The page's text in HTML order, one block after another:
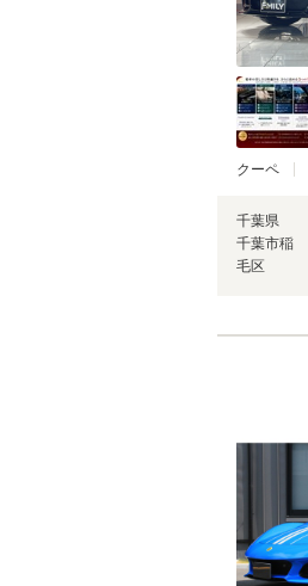
クーペ
千葉県
千葉市稲
毛区